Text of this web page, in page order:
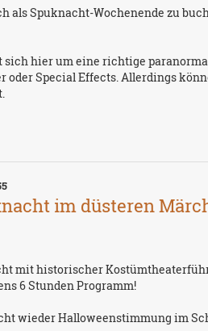
als Spuknacht-Wochenende zu
sich hier um eine richtige
oder Special Effects. Allerdings
im düsteren
mit historischer
6 Stunden Programm!
wieder Halloweenstimmung im